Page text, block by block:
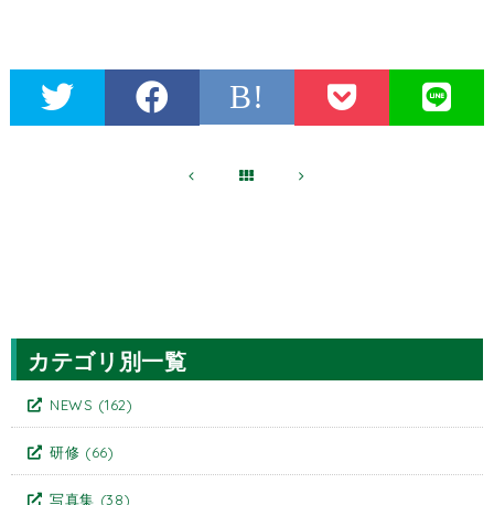
B!
カテゴリ別一覧
NEWS (162)
研修 (66)
写真集 (38)